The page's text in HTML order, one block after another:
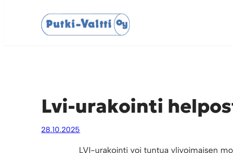
Lvi-urakointi
28.10.2025
LVI-urakointi voi tuntua ylivoimaisen